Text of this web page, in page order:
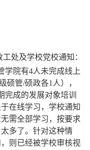
处及学校党校通知：
院有4人未完成线上
硕管/硕政各1人），
完成的发展对象培训
在线学习，学校通知
需全部学习，按要求
多了。针对这种情
则已经被学校审核视